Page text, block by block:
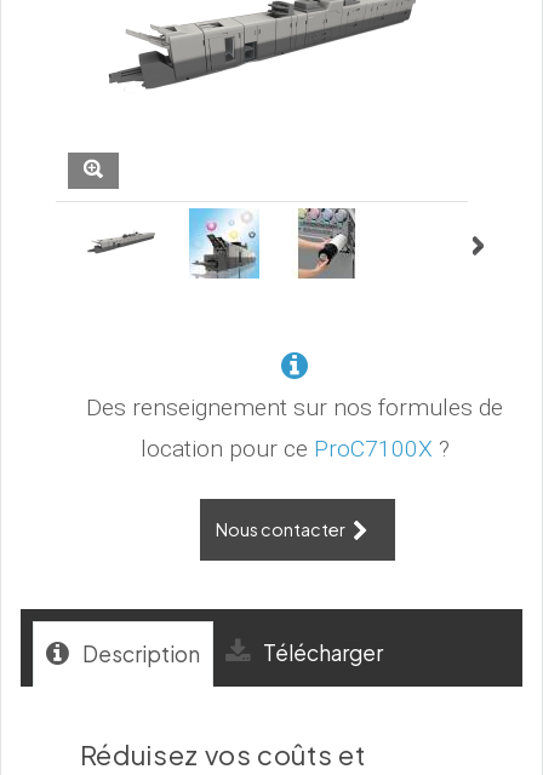
Des renseignement sur nos formules de
location pour ce ProC7100X ?
Nous contacter
Description Télécharger
Réduisez vos coûts et